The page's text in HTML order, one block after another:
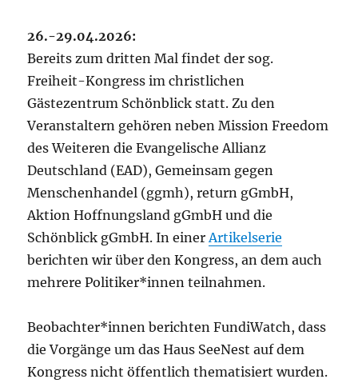
26.-29.04.2026:
Bereits zum dritten Mal findet der sog.
Freiheit-Kongress im christlichen
Gästezentrum Schönblick statt. Zu den
Veranstaltern gehören neben Mission Freedom
des Weiteren die Evangelische Allianz
Deutschland (EAD), Gemeinsam gegen
Menschenhandel (ggmh), return gGmbH,
Aktion Hoffnungsland gGmbH und die
Schönblick gGmbH. In einer Artikelserie
berichten wir über den Kongress, an dem auch
mehrere Politiker*innen teilnahmen.
Beobachter*innen berichten FundiWatch, dass
die Vorgänge um das Haus SeeNest auf dem
Kongress nicht öffentlich thematisiert wurden.